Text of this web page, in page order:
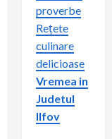
proverbe
Rețete
culinare
delicioase
Vremea in
Judetul
Ilfov